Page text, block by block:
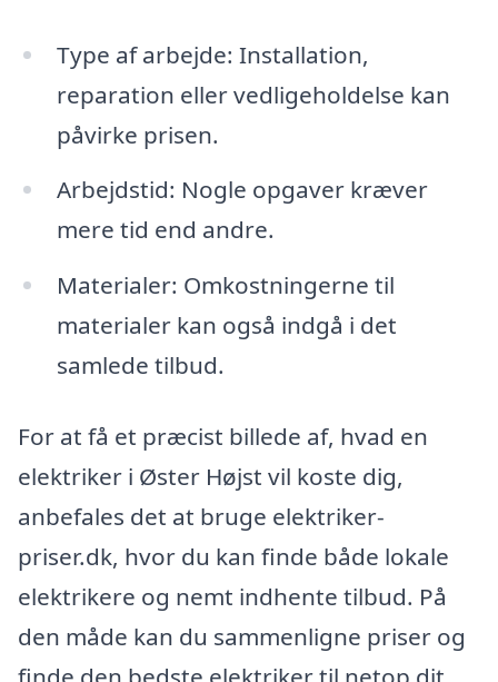
Type af arbejde: Installation,
reparation eller vedligeholdelse kan
påvirke prisen.
Arbejdstid: Nogle opgaver kræver
mere tid end andre.
Materialer: Omkostningerne til
materialer kan også indgå i det
samlede tilbud.
For at få et præcist billede af, hvad en
elektriker i Øster Højst vil koste dig,
anbefales det at bruge elektriker-
priser.dk, hvor du kan finde både lokale
elektrikere og nemt indhente tilbud. På
den måde kan du sammenligne priser og